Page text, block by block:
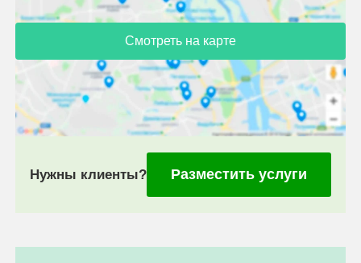
Смотреть на карте
Нужны клиенты? Разместить услуги